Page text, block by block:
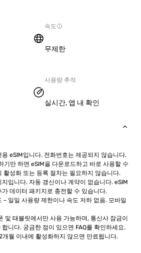
속도
무제한
사용량 추적
실시간, 앱 내 확인
용 eSIM입니다. 전화번호는 제공되지 않습니다.
기만 하면 eSIM을 다운로드하고 바로 사용할 수
활성화 또는 등록 절차는 필요하지 않습니다.
지입니다. 자동 갱신이나 계약이 없습니다. eSIM
가 데이터 패키지로 충전할 수 있습니다.
- 일일 사용량 제한이나 속도 저하 없음. 모바일
및 태블릿에서만 사용 가능하며, 통신사 잠금이
니다. 궁금한 점이 있으면 FAQ를 확인하세요.
개월 이내에 활성화하지 않으면 만료됩니다.